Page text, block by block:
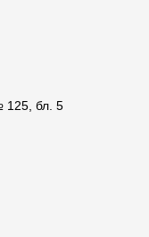
125, бл. 5